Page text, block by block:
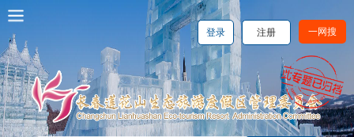
一网搜
注册
登录